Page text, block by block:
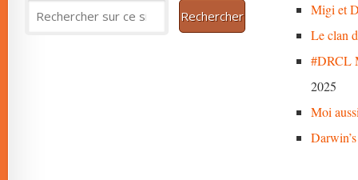
Migi et
Le clan
#DRCL
2025
Moi